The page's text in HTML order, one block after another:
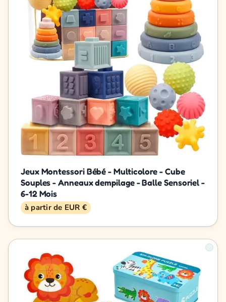
Jeux Montessori Bébé - Multicolore - Cube
Souples - Anneaux dempilage - Balle Sensoriel -
6-12 Mois
à partir de EUR €